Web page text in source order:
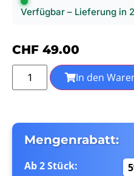
Verfügbar – Lieferung in
CHF 49.00
In den
Mengenrabatt:
Ab 2 Stück: